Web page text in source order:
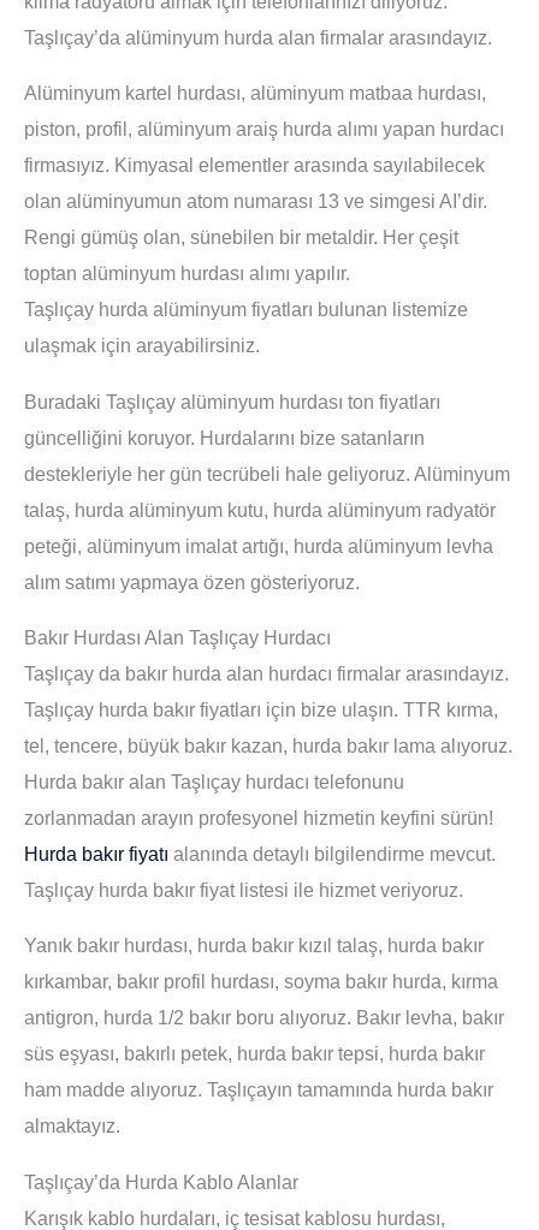
Taşlıçay’da alüminyum hurda alan firmalar arasındayız.
Alüminyum kartel hurdası, alüminyum matbaa hurdası,
piston, profil, alüminyum araiş hurda alımı yapan hurdacı
firmasıyız. Kimyasal elementler arasında sayılabilecek
olan alüminyumun atom numarası 13 ve simgesi AI’dir.
Rengi gümüş olan, sünebilen bir metaldir. Her çeşit
toptan alüminyum hurdası alımı yapılır.
Taşlıçay hurda alüminyum fiyatları bulunan listemize
ulaşmak için arayabilirsiniz.
Buradaki Taşlıçay alüminyum hurdası ton fiyatları
güncelliğini koruyor. Hurdalarını bize satanların
destekleriyle her gün tecrübeli hale geliyoruz. Alüminyum
talaş, hurda alüminyum kutu, hurda alüminyum radyatör
peteği, alüminyum imalat artığı, hurda alüminyum levha
alım satımı yapmaya özen gösteriyoruz.
Bakır Hurdası Alan Taşlıçay Hurdacı
Taşlıçay da bakır hurda alan hurdacı firmalar arasındayız.
Taşlıçay hurda bakır fiyatları için bize ulaşın. TTR kırma,
tel, tencere, büyük bakır kazan, hurda bakır lama alıyoruz.
Hurda bakır alan Taşlıçay hurdacı telefonunu
zorlanmadan arayın profesyonel hizmetin keyfini sürün!
Hurda bakır fiyatı alanında detaylı bilgilendirme mevcut.
Taşlıçay hurda bakır fiyat listesi ile hizmet veriyoruz.
Yanık bakır hurdası, hurda bakır kızıl talaş, hurda bakır
kırkambar, bakır profil hurdası, soyma bakır hurda, kırma
antigron, hurda 1/2 bakır boru alıyoruz. Bakır levha, bakır
süs eşyası, bakırlı petek, hurda bakır tepsi, hurda bakır
ham madde alıyoruz. Taşlıçayın tamamında hurda bakır
almaktayız.
Taşlıçay’da Hurda Kablo Alanlar
Karışık kablo hurdaları, iç tesisat kablosu hurdası,